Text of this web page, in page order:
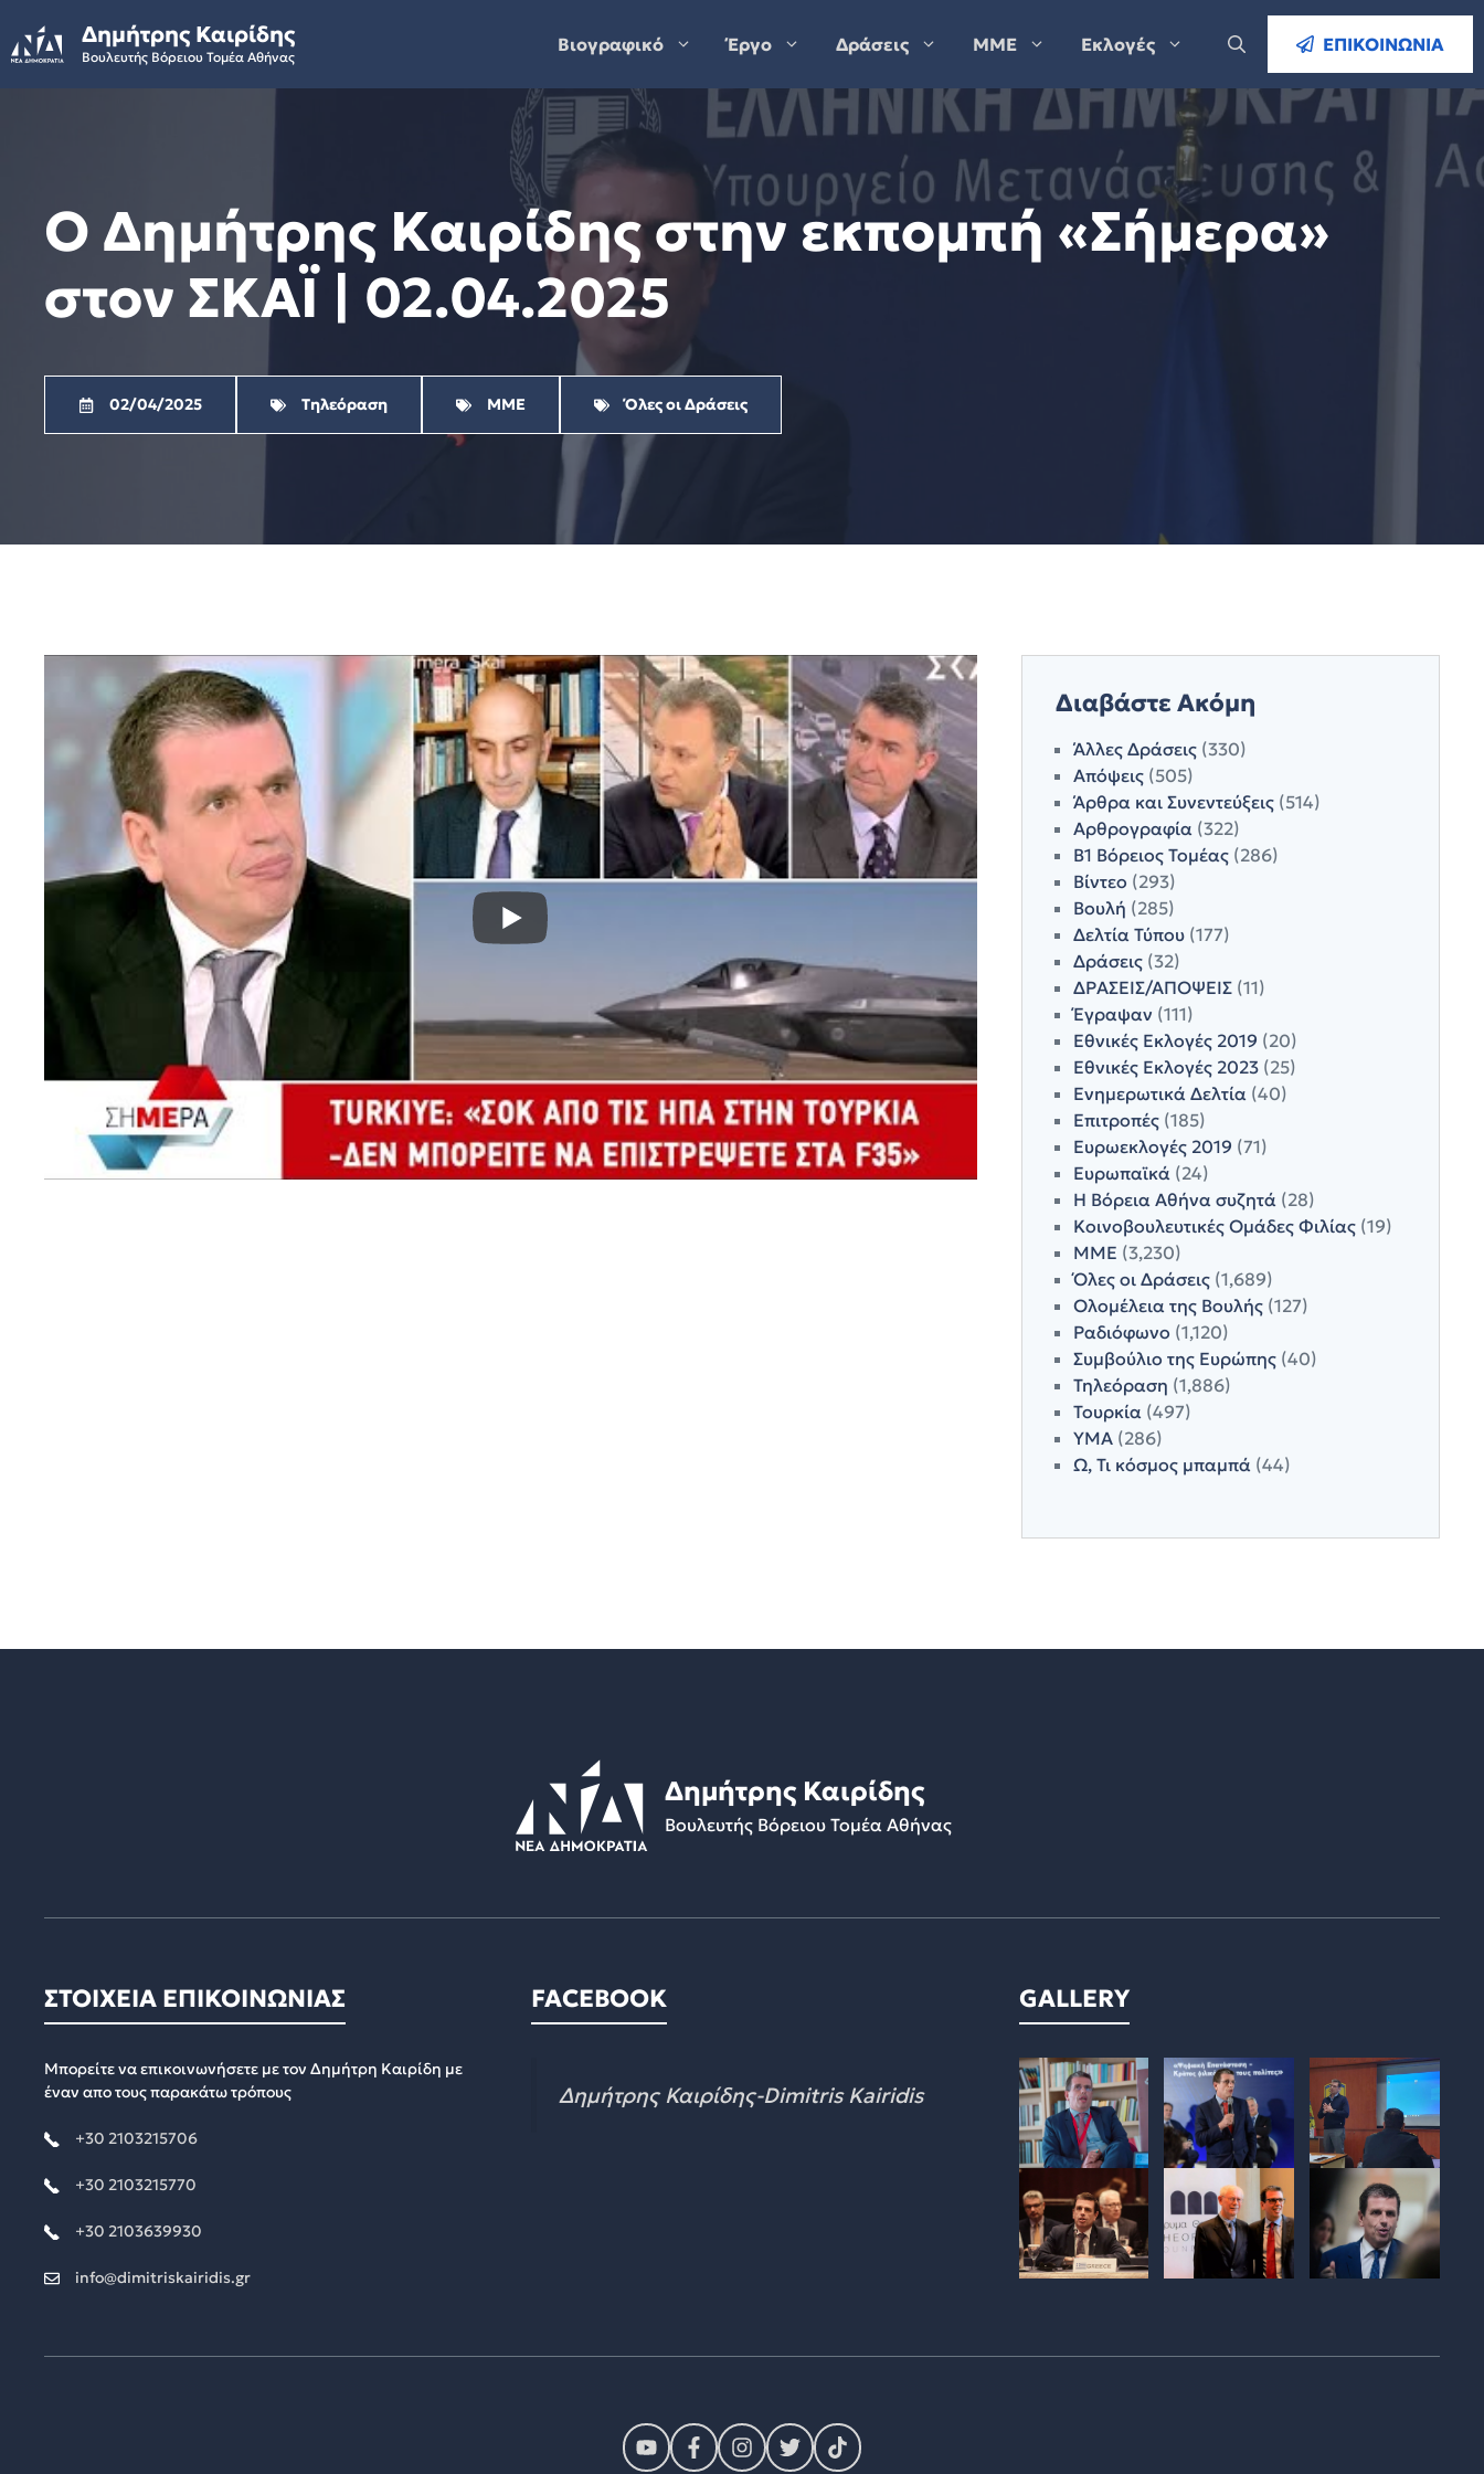
to
content
Δημήτρης Καιρίδης
Βουλευτής Βόρειου Τομέα Αθήνας
Βιογραφικό Έργο Δράσεις ΜΜΕ Εκλογές ΕΠΙΚΟΙΝΩΝΙΑ
Ο Δημήτρης Καιρίδης στην εκπομπή «Σήμερα»
στον ΣΚΑΪ | 02.04.2025
02/04/2025 Τηλεόραση ΜΜΕ Όλες οι Δράσεις
Διαβάστε Ακόμη
Άλλες Δράσεις(330)
Απόψεις(505)
Άρθρα και Συνεντεύξεις(514)
Αρθρογραφία(322)
Β1 Βόρειος Τομέας(286)
Βίντεο (293)
Βουλή (285)
Δελτία Τύπου(177)
Δράσεις(32)
ΔΡΑΣΕΙΣ/ΑΠΟΨΕΙΣ(11)
Έγραψαν (111)
Εθνικές Εκλογές 2019 (20)
Εθνικές Εκλογές 2023(25)
Ενημερωτικά Δελτία(40)
Επιτροπές(185)
Ευρωεκλογές 2019 (71)
Ευρωπαϊκά(24)
Η Βόρεια Αθήνα συζητά(28)
Κοινοβουλευτικές Ομάδες Φιλίας(19)
ΜΜΕ (3,230)
Όλες οι Δράσεις(1,689)
Ολομέλεια της Βουλής(127)
Ραδιόφωνο (1,120)
Συμβούλιο της Ευρώπης(40)
Τηλεόραση (1,886)
Τουρκία(497)
ΥΜΑ(286)
Ω, Τι κόσμος μπαμπά(44)
Δημήτρης Καιρίδης
Βουλευτής Βόρειου Τομέα Αθήνας
ΣΤΟΙΧΕΙΑ ΕΠΙΚΟΙΝΩΝΙΑΣ
Μπορείτε να επικοινωνήσετε με τον Δημήτρη Καιρίδη με
έναν απο τους παρακάτω τρόπους
+30 2103215706
+30 2103215770
+30 2103639930
info@dimitriskairidis.gr
FACEBOOK
Δημήτρης Καιρίδης-Dimitris Kairidis
GALLERY